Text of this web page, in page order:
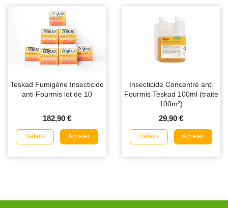
Teskad Fumigène Insecticide
anti Fourmis lot de 10
182,90 €
Détails Acheter
Insecticide Concentré anti
Fourmis Teskad 100ml (traite
100m²)
29,90 €
Détails Acheter